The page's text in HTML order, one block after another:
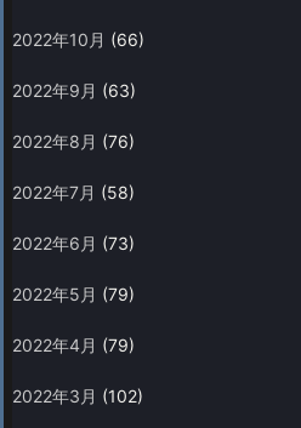
2022年10月 (66)
2022年9月 (63)
2022年8月 (76)
2022年7月 (58)
2022年6月 (73)
2022年5月 (79)
2022年4月 (79)
2022年3月 (102)